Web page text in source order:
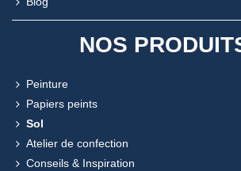
NOS
Peinture
Papiers peints
Sol
Atelier de confection
Conseils & Inspiration